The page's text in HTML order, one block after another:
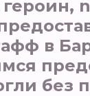
в
без